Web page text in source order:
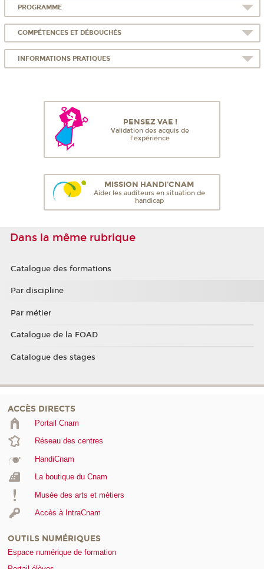
PROGRAMME
COMPÉTENCES ET DÉBOUCHÉS
INFORMATIONS PRATIQUES
PENSEZ VAE !
Validation des acquis de
l'expérience
MISSION HANDI'CNAM
Aider les auditeurs en situation de
handicap
Dans la même rubrique
Catalogue des formations
Par discipline
Par métier
Catalogue de la FOAD
Catalogue des stages
ACCÈS DIRECTS
Portail Cnam
Réseau des centres
HandiCnam
La boutique du Cnam
Musée des arts et métiers
Accès à IntraCnam
OUTILS NUMÉRIQUES
Espace numérique de formation